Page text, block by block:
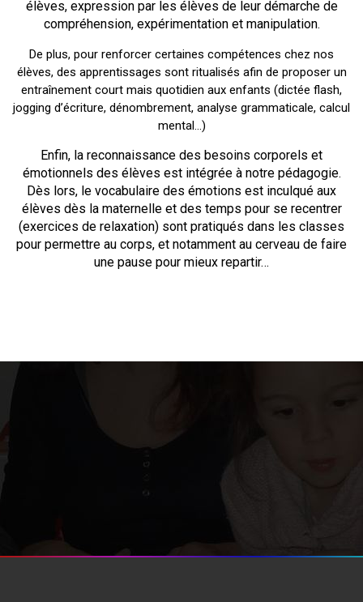
élèves, expression par les élèves de leur démarche de
compréhension, expérimentation et manipulation.
De plus, pour renforcer certaines compétences chez nos
élèves, des apprentissages sont ritualisés afin de proposer un
entraînement court mais quotidien aux enfants (dictée flash,
jogging d’écriture, dénombrement, analyse grammaticale, calcul
mental…)
Enfin, la reconnaissance des besoins corporels et
émotionnels des élèves est intégrée à notre pédagogie.
Dès lors, le vocabulaire des émotions est inculqué aux
élèves dès la maternelle et des temps pour se recentrer
(exercices de relaxation) sont pratiqués dans les classes
pour permettre au corps, et notamment au cerveau de faire
une pause pour mieux repartir…